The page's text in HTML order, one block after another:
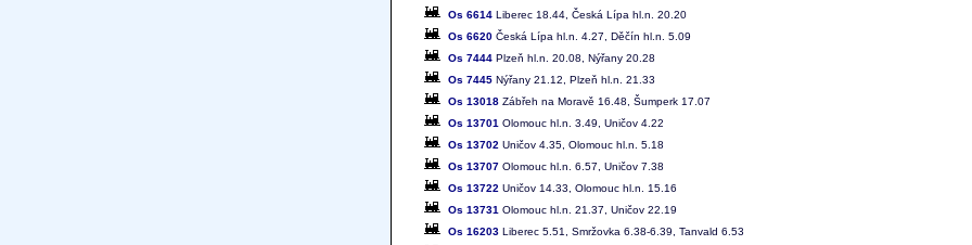
Os 6614 Liberec 18.44, Česká Lípa hl.n. 20.20
Os 6620 Česká Lípa hl.n. 4.27, Děčín hl.n. 5.09
Os 7444 Plzeň hl.n. 20.08, Nýřany 20.28
Os 7445 Nýřany 21.12, Plzeň hl.n. 21.33
Os 13018 Zábřeh na Moravě 16.48, Šumperk 17.07
Os 13701 Olomouc hl.n. 3.49, Uničov 4.22
Os 13702 Uničov 4.35, Olomouc hl.n. 5.18
Os 13707 Olomouc hl.n. 6.57, Uničov 7.38
Os 13722 Uničov 14.33, Olomouc hl.n. 15.16
Os 13731 Olomouc hl.n. 21.37, Uničov 22.19
Os 16203 Liberec 5.51, Smržovka 6.38-6.39, Tanvald 6.53